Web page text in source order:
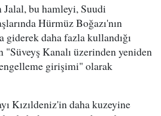
bu hamleyi, Suudi
Hürmüz Boğazı'nın
giderek daha fazla kullandığı
Kanalı üzerinden yeniden
girişimi" olarak
Kızıldeniz'in daha kuzeyine